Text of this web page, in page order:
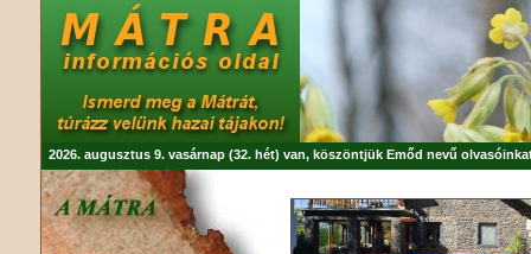
2026. augusztus 9. vasárnap (32. hét) van, köszöntjük Emőd nevű